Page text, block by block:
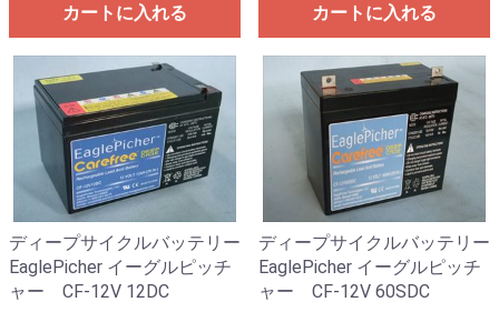
カートに入れる カートに入れる
ディープサイクルバッテリー
EaglePicher イーグルピッチ
ャー CF-12V 12DC
ディープサイクルバッテリー
EaglePicher イーグルピッチ
ャー CF-12V 60SDC